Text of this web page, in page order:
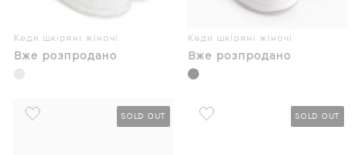
Кеди шкіряні жіночі
Вже розпродано
Кеди шкіряні жіночі
Вже розпродано
SOLD OUT SOLD OUT